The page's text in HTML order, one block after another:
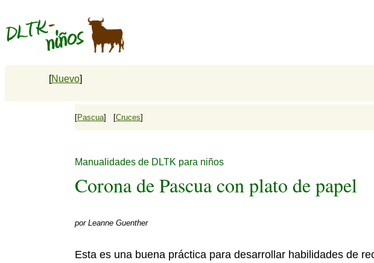
[Nuevo]
[Pascua] [Cruces]
Manualidades de DLTK para niños
Corona de Pascua con plato de papel
porLeanne Guenther
Esta es una buena práctica para desarrollar habilidades de